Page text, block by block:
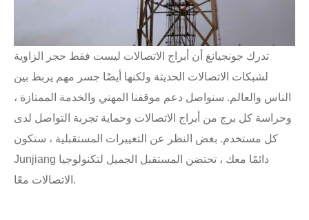
تدرك جونجيانغ أن أبراج الاتصالات ليست فقط حجر الزاوية
لشبكات الاتصالات الحديثة ولكنها أيضًا جسر مهم يربط بين
الناس والعالم. سنواصل دعم موقفنا المهني والخدمة الممتازة ،
وحراسة كل برج من أبراج الاتصالات وحماية تجربة التواصل لدى
كل مستخدم. بغض النظر عن التغييرات المستقبلية ، ستكون
Junjiang دائمًا معك ، تحتضن المستقبل الجميل لتكنولوجيا
الاتصالات معًا.